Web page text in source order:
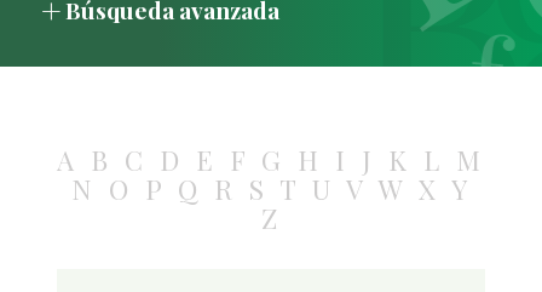
Búsqueda avanzada
A B C D E F G H I J K L M
N O P Q R S T U V W X Y
Z